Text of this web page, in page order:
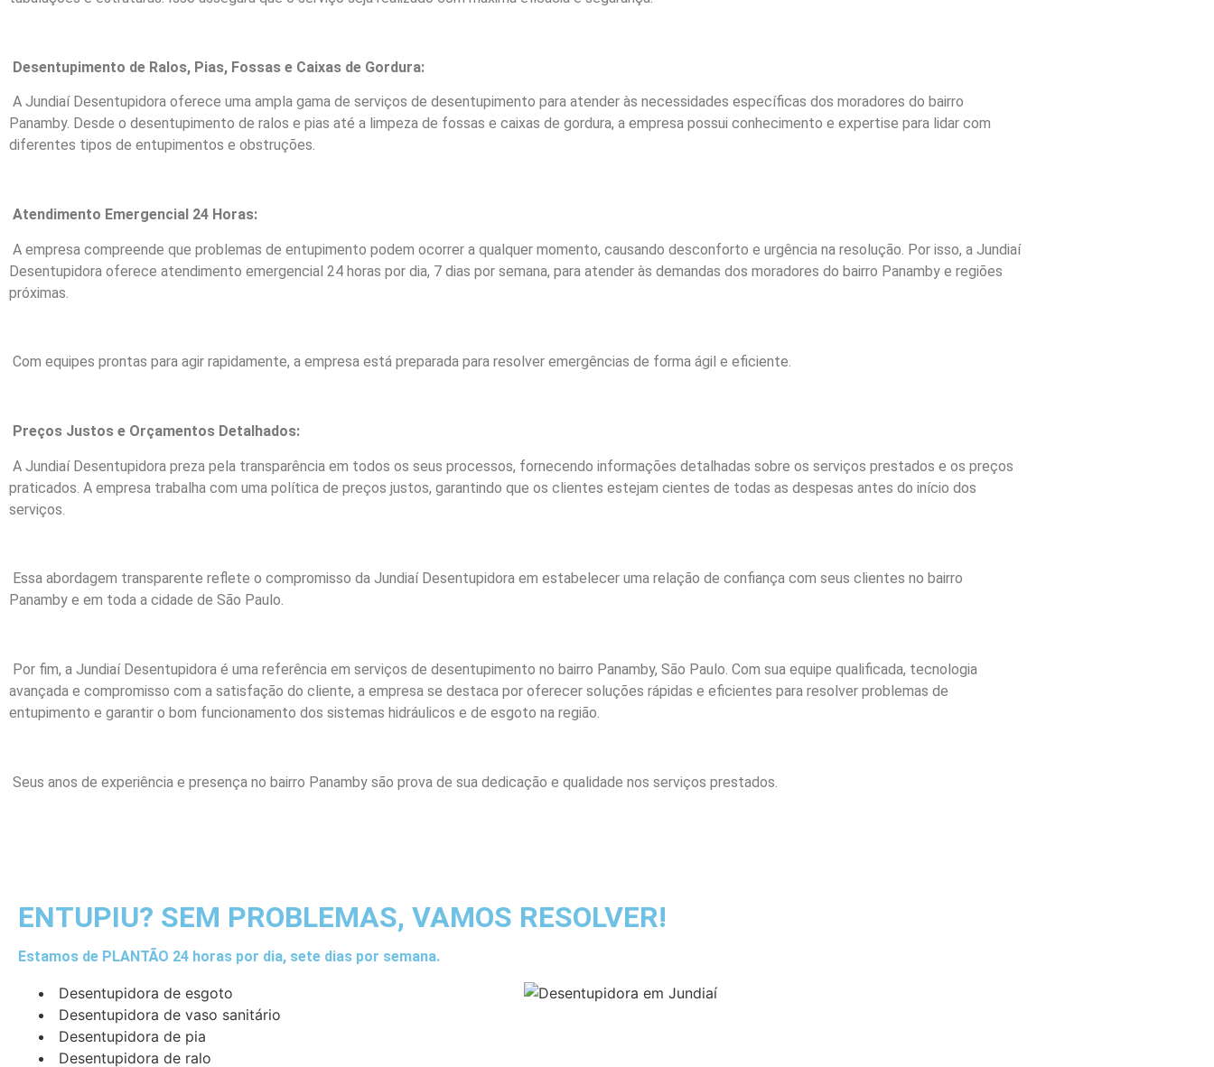
Desentupimento de Ralos, Pias, Fossas e Caixas de Gordura:
A Jundiaí Desentupidora oferece uma ampla gama de serviços de desentupimento para atender às necessidades específicas dos moradores do bairro
Panamby. Desde o desentupimento de ralos e pias até a limpeza de fossas e caixas de gordura, a empresa possui conhecimento e expertise para lidar com
diferentes tipos de entupimentos e obstruções.
Atendimento Emergencial 24 Horas:
A empresa compreende que problemas de entupimento podem ocorrer a qualquer momento, causando desconforto e urgência na resolução. Por isso, a Jundiaí
Desentupidora oferece atendimento emergencial 24 horas por dia, 7 dias por semana, para atender às demandas dos moradores do bairro Panamby e regiões
próximas.
Com equipes prontas para agir rapidamente, a empresa está preparada para resolver emergências de forma ágil e eficiente.
Preços Justos e Orçamentos Detalhados:
A Jundiaí Desentupidora preza pela transparência em todos os seus processos, fornecendo informações detalhadas sobre os serviços prestados e os preços
praticados. A empresa trabalha com uma política de preços justos, garantindo que os clientes estejam cientes de todas as despesas antes do início dos
serviços.
Essa abordagem transparente reflete o compromisso da Jundiaí Desentupidora em estabelecer uma relação de confiança com seus clientes no bairro
Panamby e em toda a cidade de São Paulo.
Por fim, a Jundiaí Desentupidora é uma referência em serviços de desentupimento no bairro Panamby, São Paulo. Com sua equipe qualificada, tecnologia
avançada e compromisso com a satisfação do cliente, a empresa se destaca por oferecer soluções rápidas e eficientes para resolver problemas de
entupimento e garantir o bom funcionamento dos sistemas hidráulicos e de esgoto na região.
Seus anos de experiência e presença no bairro Panamby são prova de sua dedicação e qualidade nos serviços prestados.
ENTUPIU? SEM PROBLEMAS, VAMOS RESOLVER!
Estamos de PLANTÃO 24 horas por dia, sete dias por semana.
Desentupidora de esgoto
Desentupidora de vaso sanitário
Desentupidora de pia
Desentupidora de ralo